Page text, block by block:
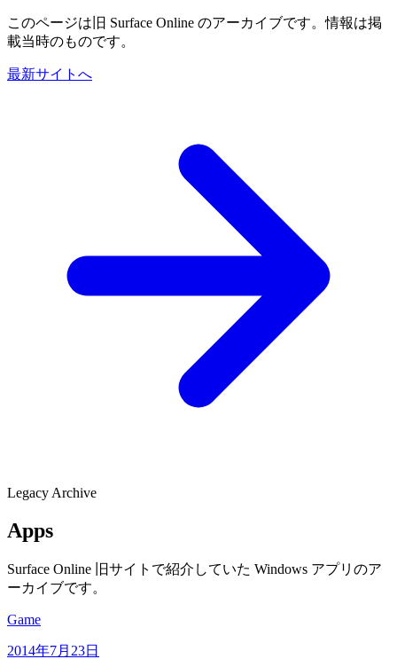
このページは旧 Surface Online のアーカイブです。情報は掲
載当時のものです。
最新サイトへ
Legacy Archive
Apps
Surface Online 旧サイトで紹介していた Windows アプリのア
ーカイブです。
Game
2014年7月23日